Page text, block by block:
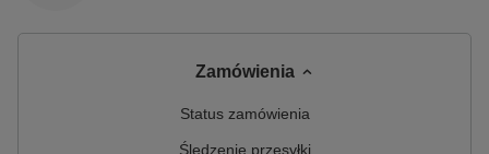
Zamówienia
Status zamówienia
Śledzenie przesyłki